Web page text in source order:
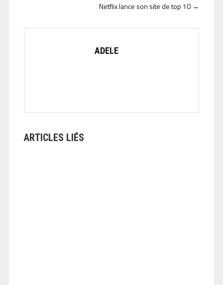
Netflix lance son site de top 10 →
ADELE
ARTICLES LIÉS